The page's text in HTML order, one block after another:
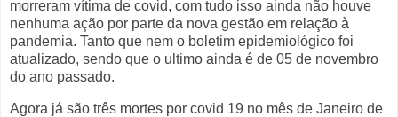
morreram vítima de covid, com tudo isso ainda não houve
nenhuma ação por parte da nova gestão em relação à
pandemia. Tanto que nem o boletim epidemiológico foi
atualizado, sendo que o ultimo ainda é de 05 de novembro
do ano passado.
Agora já são três mortes por covid 19 no mês de Janeiro de